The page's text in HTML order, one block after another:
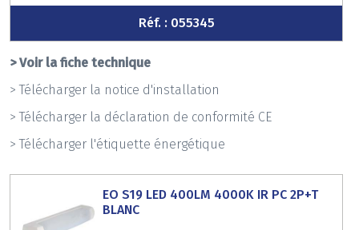
Réf. : 055345
> Voir la fiche technique
> Télécharger la notice d'installation
> Télécharger la déclaration de conformité CE
> Télécharger l'étiquette énergétique
EO S19 LED 400LM 4000K IR PC 2P+T
BLANC